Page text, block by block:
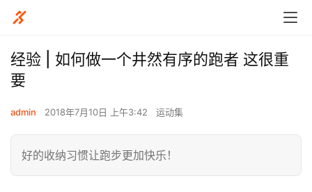
经验 | 如何做一个井然有序的跑者 这很重
要
admin 2018年7月10日 上午3:42 运动集
好的收纳习惯让跑步更加快乐！